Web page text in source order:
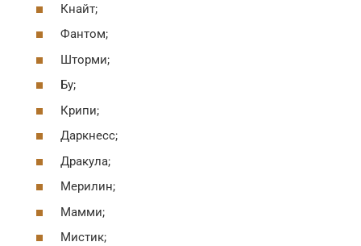
Кнайт;
Фантом;
Шторми;
Бу;
Крипи;
Даркнесс;
Дракула;
Мерилин;
Мамми;
Мистик;